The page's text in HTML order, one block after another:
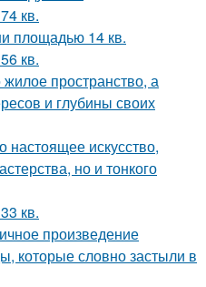
кв.
площадью 14 кв.
кв.
пространство, а
и глубины своих
настоящее искусство,
но и тонкого
кв.
произведение
которые словно застыли в